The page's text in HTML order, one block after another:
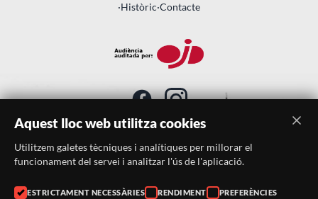
·Històric·Contacte
SUBSCRIU-TE AL BUTLLETÍ
Telèfon: 938046359
Aquest lloc web utilitza cookies
Utilitzem galetes tècniques i analítiques per millorar el
funcionament del servei i analitzar l'ús de l'aplicació.
ESTRICTAMENT NECESSÀRIES RENDIMENT PREFERÈNCIES